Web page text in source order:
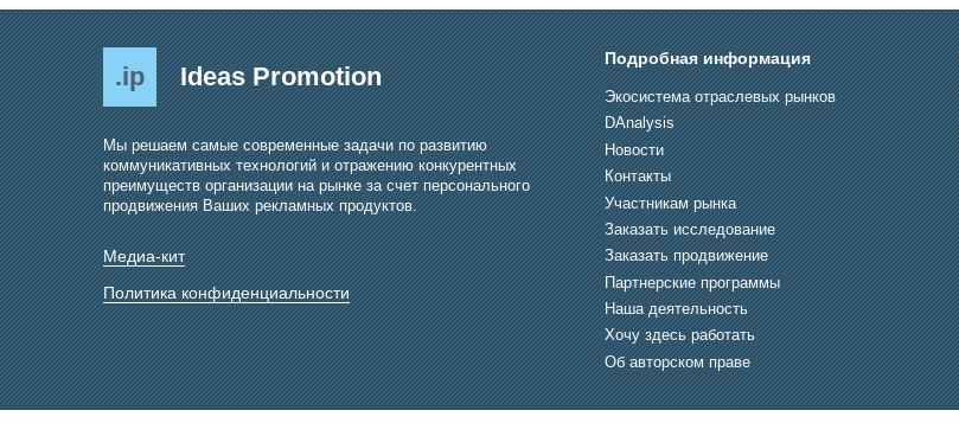
.ip Ideas Promotion
Мы решаем самые современные задачи по развитию
коммуникативных технологий и отражению конкурентных
преимуществ организации на рынке за счет персонального
продвижения Ваших рекламных продуктов.
Медиа-кит
Политика конфиденциальности
Подробная информация
Экосистема отраслевых рынков
DAnalysis
Новости
Контакты
Участникам рынка
Заказать исследование
Заказать продвижение
Партнерские программы
Наша деятельность
Хочу здесь работать
Об авторском праве